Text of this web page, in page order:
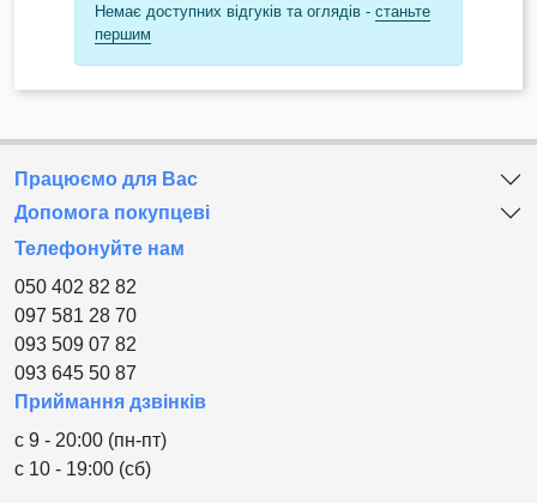
Немає доступних відгуків та оглядів - станьте
першим
Працюємо для Вас
Допомога покупцеві
Телефонуйте нам
050 402 82 82
097 581 28 70
093 509 07 82
093 645 50 87
Приймання дзвінків
с 9 - 20:00 (пн-пт)
с 10 - 19:00 (сб)